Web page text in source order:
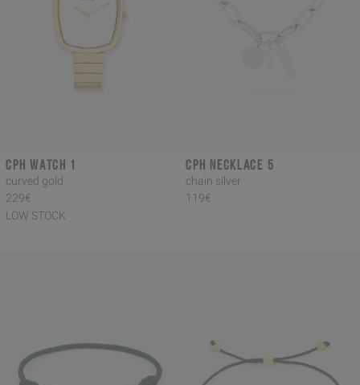
CPH WATCH 1
curved gold
229€
LOW STOCK
CPH NECKLACE 5
chain silver
119€